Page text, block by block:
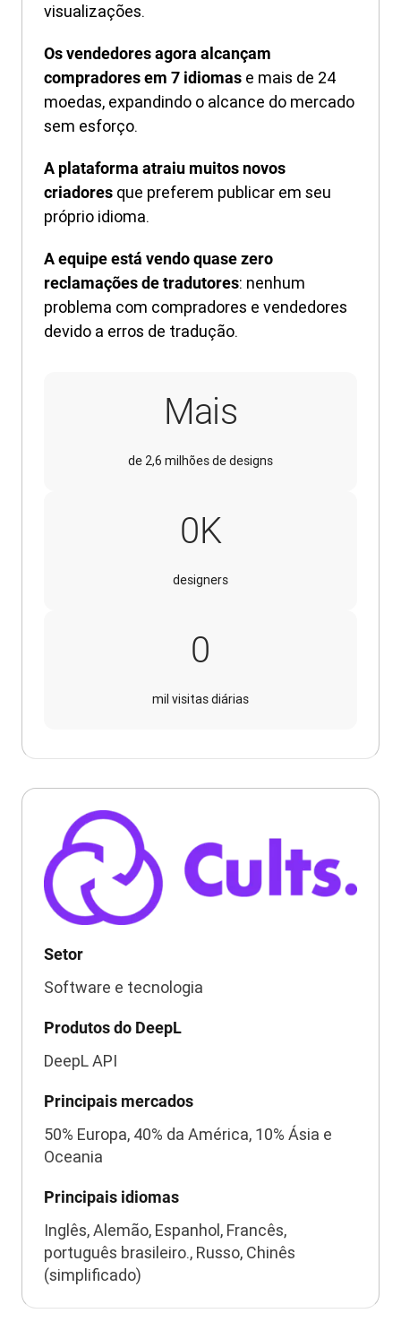
visualizações.
Os vendedores agora alcançam
compradores em 7 idiomas e mais de 24
moedas, expandindo o alcance do mercado
sem esforço.
A plataforma atraiu muitos novos
criadores que preferem publicar em seu
próprio idioma.
A equipe está vendo quase zero
reclamações de tradutores: nenhum
problema com compradores e vendedores
devido a erros de tradução.
Mais
de 2,6 milhões de designs
0K70K
designers
0
mil visitas diárias
Setor
Software e tecnologia
Produtos do DeepL
DeepL API
Principais mercados
50% Europa, 40% da América, 10% Ásia e
Oceania
Principais idiomas
Inglês, Alemão, Espanhol, Francês,
português brasileiro., Russo, Chinês
(simplificado)